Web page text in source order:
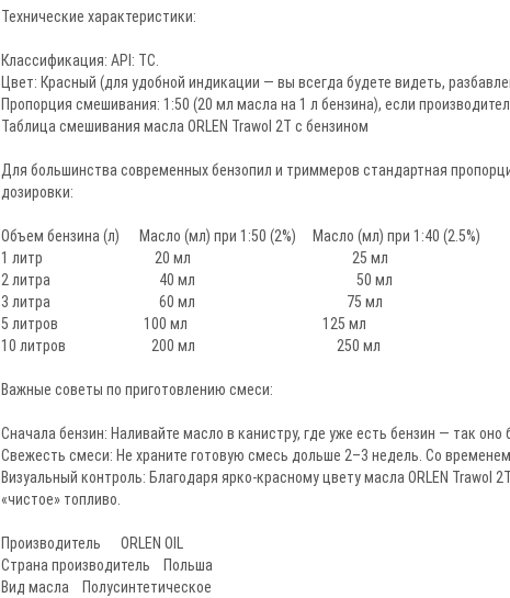
Технические характеристики:
Классификация: API: TC.
Цвет: Красный (для удобной индикации — вы всегда будете видеть,
Пропорция смешивания: 1:50 (20 мл масла на 1 л бензина), если
Таблица смешивания масла ORLEN Trawol 2T с бензином
Для большинства современных бензопил и триммеров стандартная
дозировки:
Объем бензина (л) Масло (мл) при 1:50 (2%) Масло (мл) при 1:40 (2.5%)
1 литр 20 мл 25 мл
2 литра 40 мл 50 мл
3 литра 60 мл 75 мл
5 литров 100 мл 125 мл
10 литров 200 мл 250 мл
Важные советы по приготовлению смеси:
Сначала бензин: Наливайте масло в канистру, где уже есть бензин — так
Свежесть смеси: Не храните готовую смесь дольше 2–3 недель. Со
Визуальный контроль: Благодаря ярко-красному цвету масла ORLEN
«чистое» топливо.
Производитель ORLEN OIL
Страна производитель Польша
Вид масла Полусинтетическое